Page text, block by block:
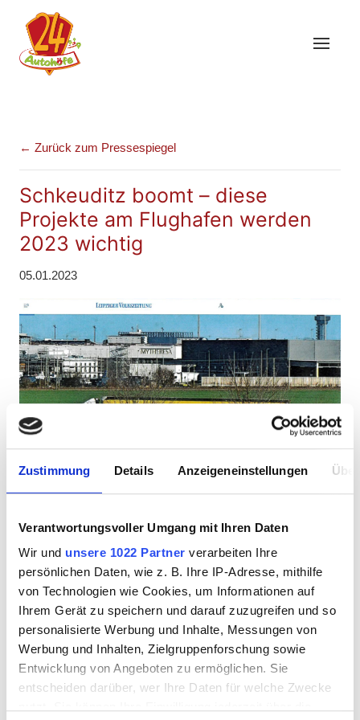
Zustimmung Details Anzeigeneinstellungen
Verantwortungsvoller Umgang mit Ihren Daten
Wir und unsere 1022 Partner verarbeiten Ihre
persönlichen Daten, wie z. B. Ihre IP-Adresse, mithilfe
von Technologien wie Cookies, um Informationen auf
Ihrem Gerät zu speichern und darauf zuzugreifen und so
personalisierte Werbung und Inhalte, Messungen von
Werbung und Inhalten, Zielgruppenforschung sowie
Entwicklung von Angeboten zu ermöglichen. Sie
entscheiden darüber, wer Ihre Daten für welche Zwecke
← Zurück zum Pressespiegel
Schkeuditz boomt – diese
Projekte am Flughafen werden
2023 wichtig
05.01.2023